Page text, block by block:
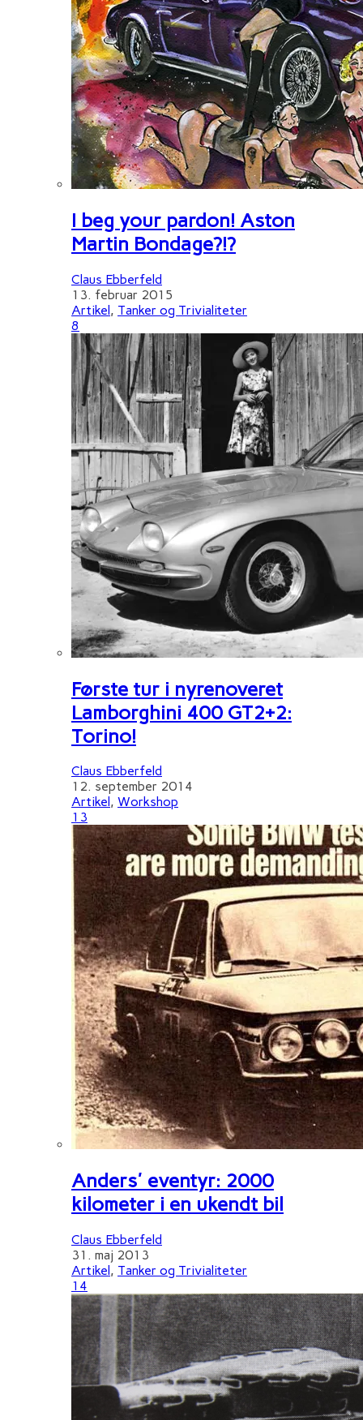
I beg your pardon! Aston
Martin Bondage?!?
Claus Ebberfeld
13. februar 2015
Artikel, Tanker og Trivialiteter
8
Første tur i nyrenoveret
Lamborghini 400 GT2+2:
Torino!
Claus Ebberfeld
12. september 2014
Artikel , Workshop
13
Anders' eventyr: 2000
kilometer i en ukendt bil
Claus Ebberfeld
31. maj 2013
Artikel , Tanker og Trivialiteter
14